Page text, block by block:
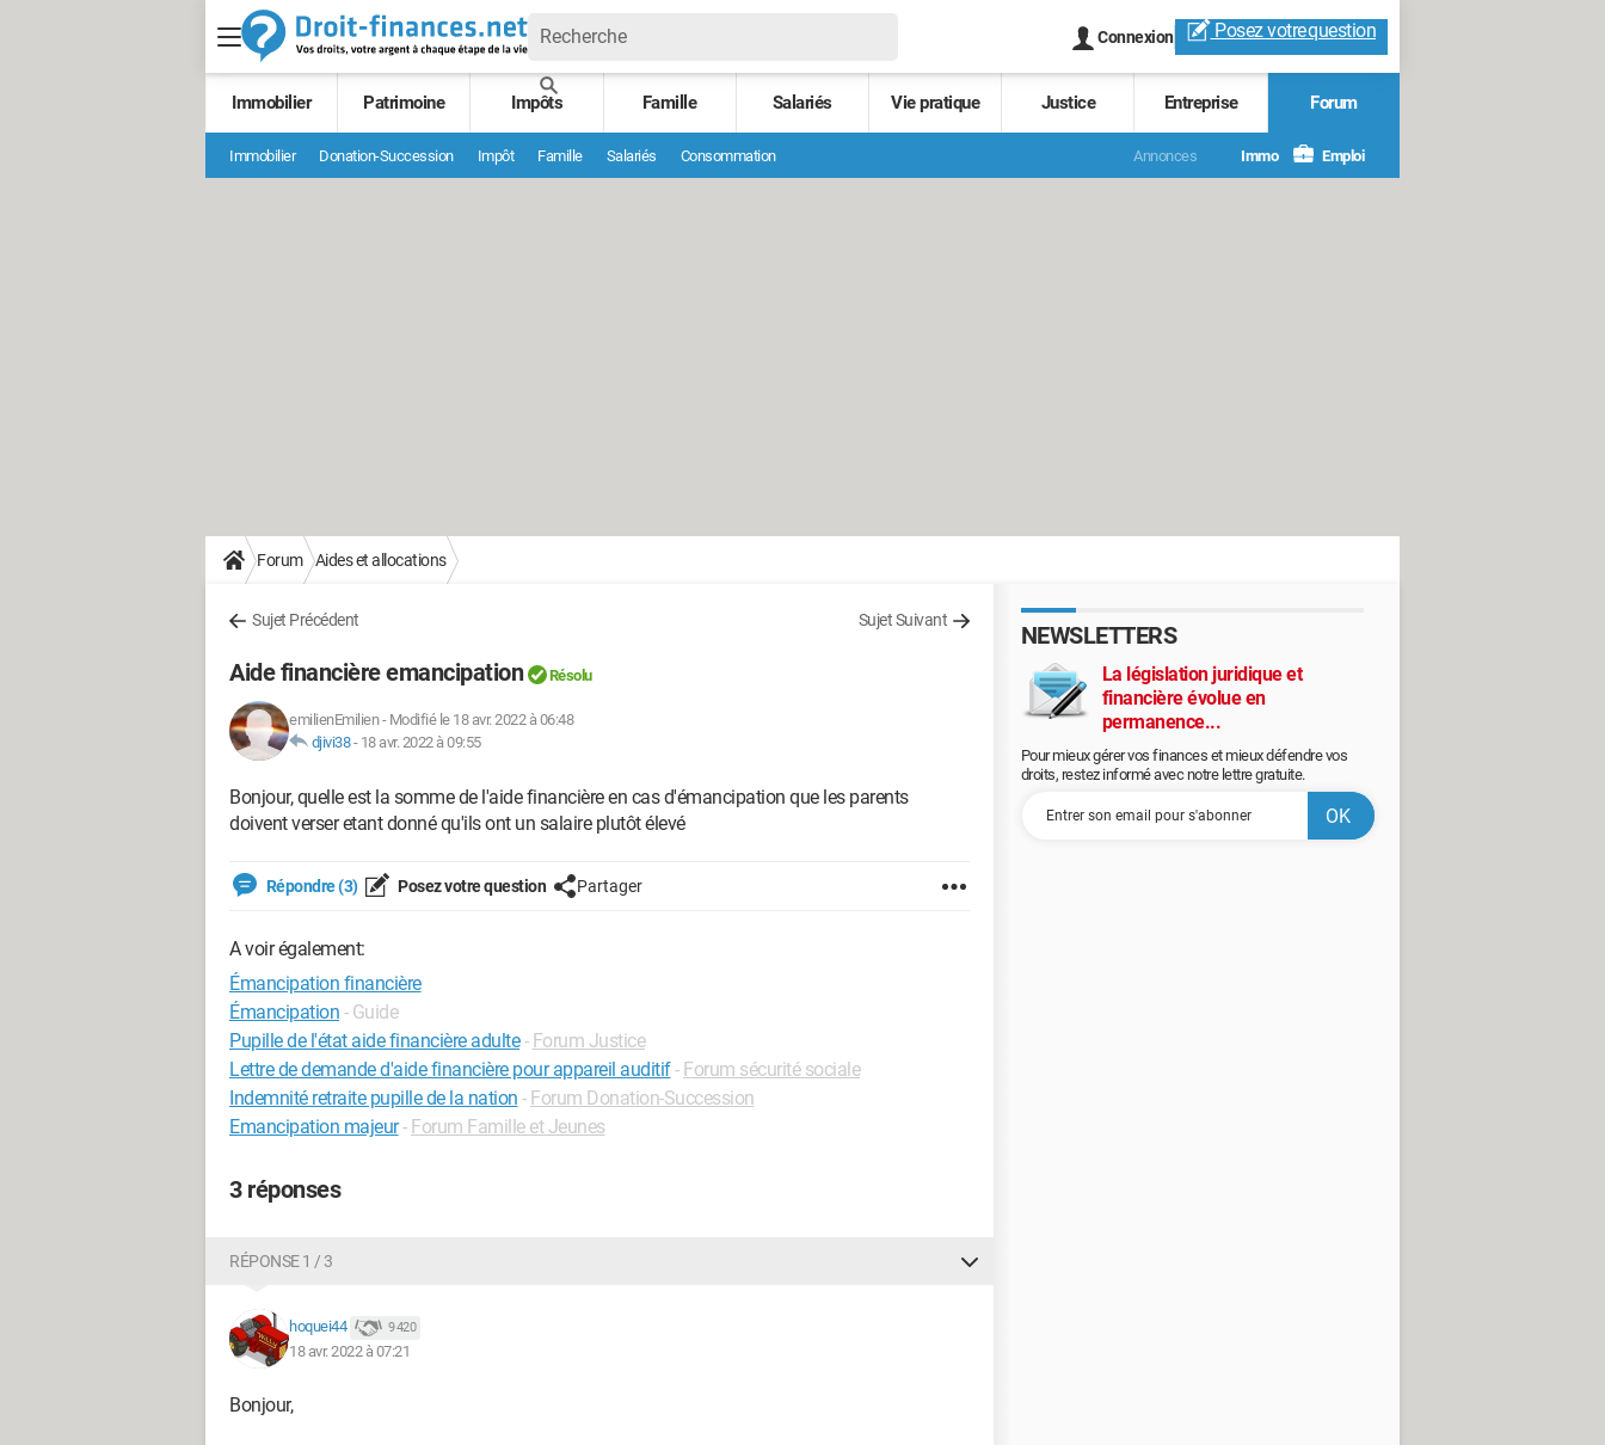
Connexion Posez votrequestion
Immobilier Patrimoine Impôts Famille Salariés Vie pratique Justice Entreprise Forum
Immobilier Donation-Succession Impôt Famille Salariés Consommation Annonces Immo Emploi
Forum Aides et allocations
Sujet Précédent Sujet Suivant
Aide financière emancipation Résolu
emilienEmilien- Modifié le 18 avr. 2022 à 06:48
djivi38- 18 avr. 2022 à 09:55
Bonjour, quelle est la somme de l'aide financière en cas d'émancipation que les parents
doivent verser etant donné qu'ils ont un salaire plutôt élevé
Répondre (3) Posez votre question Partager
A voir également:
Émancipation financière
Émancipation - Guide
Pupille de l'état aide financière adulte - Forum Justice
Lettre de demande d'aide financière pour appareil auditif- Forum sécurité sociale
Indemnité retraite pupille de la nation - Forum Donation-Succession
Emancipation majeur- Forum Famille et Jeunes
3 réponses
RÉPONSE 1 / 3
hoquei44 9 420
18 avr. 2022 à 07:21
Bonjour,
NEWSLETTERS
La législation juridique et
financière évolue en
permanence...
Pour mieux gérer vos finances et mieux défendre vos
droits, restez informé avec notre lettre gratuite.